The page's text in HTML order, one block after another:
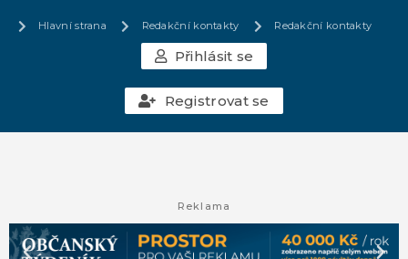
Hlavní strana Redakční kontakty Redakční kontakty
Přihlásit se
Registrovat se
Reklama